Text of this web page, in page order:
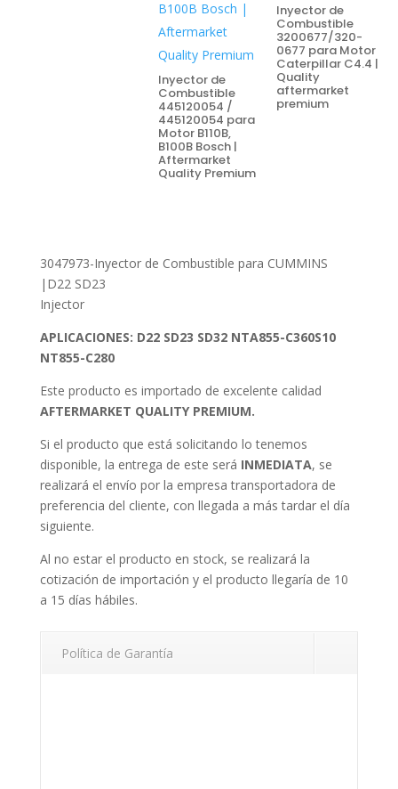
Inyector de
Combustible
445120054 /
445120054 para
Motor B110B,
B100B Bosch |
Aftermarket
Quality Premium
Inyector de
Combustible
3200677/320-
0677 para Motor
Caterpillar C4.4 |
Quality
aftermarket
premium
3047973-Inyector de Combustible para CUMMINS
|D22 SD23
Injector
APLICACIONES: D22 SD23 SD32 NTA855-C360S10
NT855-C280
Este producto es importado de excelente calidad
AFTERMARKET QUALITY PREMIUM.
Si el producto que está solicitando lo tenemos
disponible, la entrega de este será INMEDIATA, se
realizará el envío por la empresa transportadora de
preferencia del cliente, con llegada a más tardar el día
siguiente.
Al no estar el producto en stock, se realizará la
cotización de importación y el producto llegaría de 10
a 15 días hábiles.
Política de Garantía